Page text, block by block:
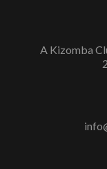
A Kizomba